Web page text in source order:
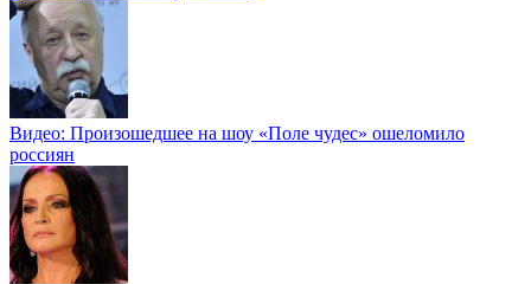
Видео: Произошедшее на шоу «Поле чудес» ошеломило
россиян